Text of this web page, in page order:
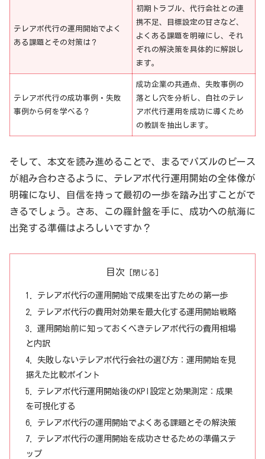
テレアポ代行の運用開始でよく
ある課題とその対策は？
初期トラブル、代行会社との連
携不足、目標設定の甘さなど、
よくある課題を明確にし、それ
ぞれの解決策を具体的に解説し
ます。
テレアポ代行の成功事例・失敗
事例から何を学べる？
成功企業の共通点、失敗事例の
落とし穴を分析し、自社のテレ
アポ代行運用を成功に導くため
の教訓を抽出します。
そして、本文を読み進めることで、まるでパズルのピース
が組み合わさるように、テレアポ代行運用開始の全体像が
明確になり、自信を持って最初の一歩を踏み出すことがで
きるでしょう。さあ、この羅針盤を手に、成功への航海に
出発する準備はよろしいですか？
目次
テレアポ代行の運用開始で成果を出すための第一歩
テレアポ代行の費用対効果を最大化する運用開始戦略
運用開始前に知っておくべきテレアポ代行の費用相場
と内訳
失敗しないテレアポ代行会社の選び方：運用開始を見
据えた比較ポイント
テレアポ代行運用開始後のKPI設定と効果測定：成果
を可視化する
テレアポ代行の運用開始でよくある課題とその解決策
テレアポ代行の運用開始を成功させるための準備ステ
ップ